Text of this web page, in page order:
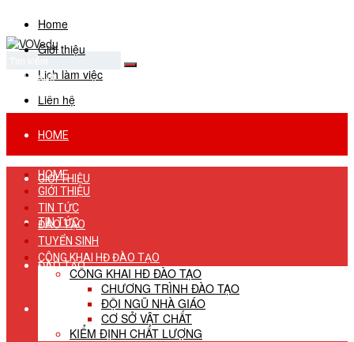
Home
Giới thiệu
Lịch làm việc
Liên hệ
No Result
View All Result
HOME
GIỚI THIỆU
TIN TỨC
ĐÀO TẠO
TUYỂN SINH
HOME
GIỚI THIỆU
TIN TỨC
ĐÀO TẠO
TUYỂN SINH
CÔNG KHAI HĐ ĐÀO TẠO
CÔNG KHAI HĐ ĐÀO TẠO
CHƯƠNG TRÌNH ĐÀO TẠO
ĐỘI NGŨ NHÀ GIÁO
CƠ SỞ VẬT CHẤT
KIỂM ĐỊNH CHẤT LƯỢNG